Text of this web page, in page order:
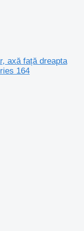
axă față dreapta
164